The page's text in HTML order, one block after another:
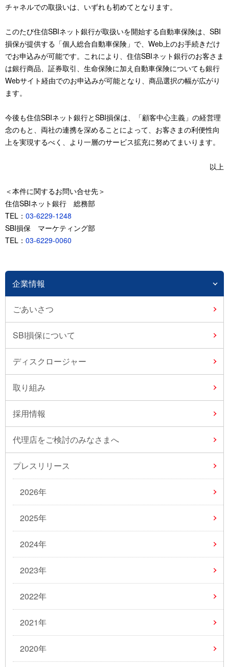
チャネルでの取扱いは、いずれも初めてとなります。
このたび住信SBIネット銀行が取扱いを開始する自動車保険は、SBI
損保が提供する「個人総合自動車保険」で、Web上のお手続きだけ
でお申込みが可能です。これにより、住信SBIネット銀行のお客さま
は銀行商品、証券取引、生命保険に加え自動車保険についても銀行
Webサイト経由でのお申込みが可能となり、商品選択の幅が広がり
ます。
今後も住信SBIネット銀行とSBI損保は、「顧客中心主義」の経営理
念のもと、両社の連携を深めることによって、お客さまの利便性向
上を実現するべく、より一層のサービス拡充に努めてまいります。
以上
＜本件に関するお問い合せ先＞
住信SBIネット銀行 総務部
TEL： 03-6229-1248
SBI損保 マーケティング部
TEL： 03-6229-0060
企業情報
ごあいさつ
SBI損保について
ディスクロージャー
取り組み
採用情報
代理店をご検討のみなさまへ
プレスリリース
2026年
2025年
2024年
2023年
2022年
2021年
2020年